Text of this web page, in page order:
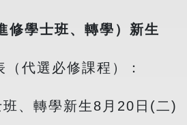
修學士班、轉學）新生
代選必修課程）：
、轉學新生8月20日(二)